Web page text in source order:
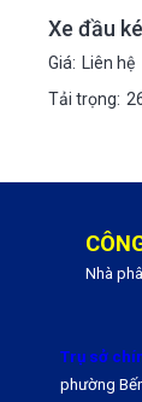
Xe đầu
Giá: Liên hệ
Tải trọng:
Nhà
Trụ sở
phường